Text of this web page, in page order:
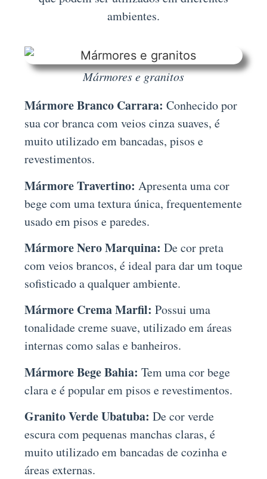
ambientes.
Mármores e granitos
Mármore Branco Carrara: Conhecido por
sua cor branca com veios cinza suaves, é
muito utilizado em bancadas, pisos e
revestimentos.
Mármore Travertino: Apresenta uma cor
bege com uma textura única, frequentemente
usado em pisos e paredes.
Mármore Nero Marquina: De cor preta
com veios brancos, é ideal para dar um toque
sofisticado a qualquer ambiente.
Mármore Crema Marfil: Possui uma
tonalidade creme suave, utilizado em áreas
internas como salas e banheiros.
Mármore Bege Bahia: Tem uma cor bege
clara e é popular em pisos e revestimentos.
Granito Verde Ubatuba: De cor verde
escura com pequenas manchas claras, é
muito utilizado em bancadas de cozinha e
áreas externas.